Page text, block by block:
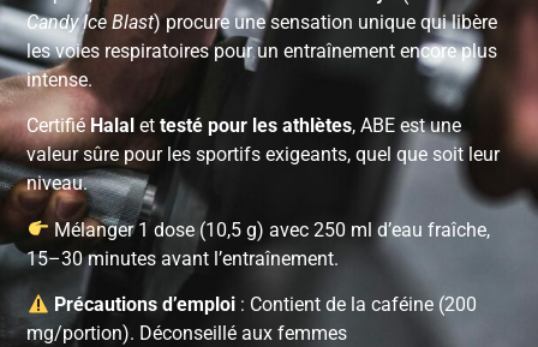
Candy Ice Blast) procure une sensation unique qui libère
les voies respiratoires pour un entraînement encore plus
intense.
CertifiéHalal ettesté pour les athlètes, ABE est une
valeur sûre pour les sportifs exigeants, quel que soit leur
niveau.
Mélanger 1 dose (10,5 g) avec 250 ml d’eau fraîche,
15–30 minutes avant l’entraînement.
Précautions d’emploi: Contient de la caféine (200
mg/portion). Déconseillé aux femmes